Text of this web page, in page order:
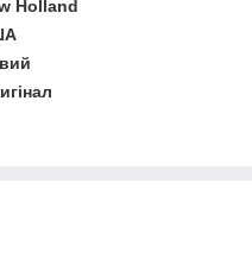
Holland